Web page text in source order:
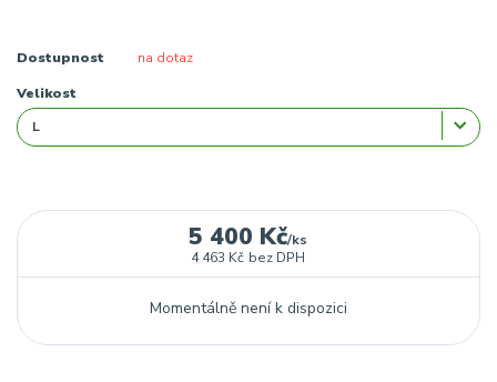
Dostupnost na dotaz
Velikost
5 400 Kč/ks
4 463 Kč bez DPH
Momentálně není k dispozici